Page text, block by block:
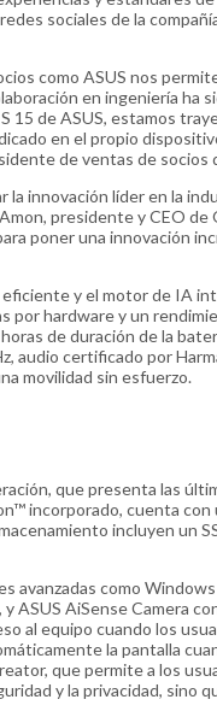
sociales de la
como ASUS nos
en ingeniería ha
15 de ASUS, estamos
en el propio
de ventas de
innovación líder en la
presidente y CEO
poner una innovación
y el motor de IA
por hardware y un
de duración de la
audio certificado por
movilidad sin esfuerzo.
que presenta las
incorporado, cuenta
incluyen un
como
ASUS AiSense Camera
al equipo cuando los
la pantalla
que permite a los
y la privacidad, sino